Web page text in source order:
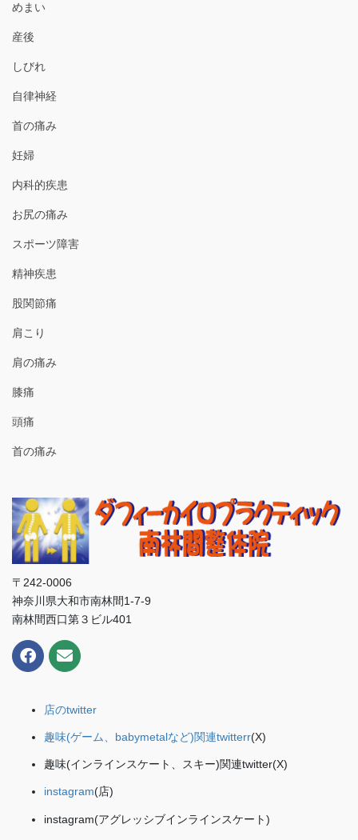
めまい
産後
しびれ
自律神経
首の痛み
妊婦
内科的疾患
お尻の痛み
スポーツ障害
精神疾患
股関節痛
肩こり
肩の痛み
膝痛
頭痛
首の痛み
〒242-0006
神奈川県大和市南林間1-7-9
南林間西口第３ビル401
店のtwitter
趣味(ゲーム、babymetalなど)関連twitterr(X)
趣味(インラインスケート、スキー)関連twitter(X)
instagram(店)
instagram(アグレッシブインラインスケート)